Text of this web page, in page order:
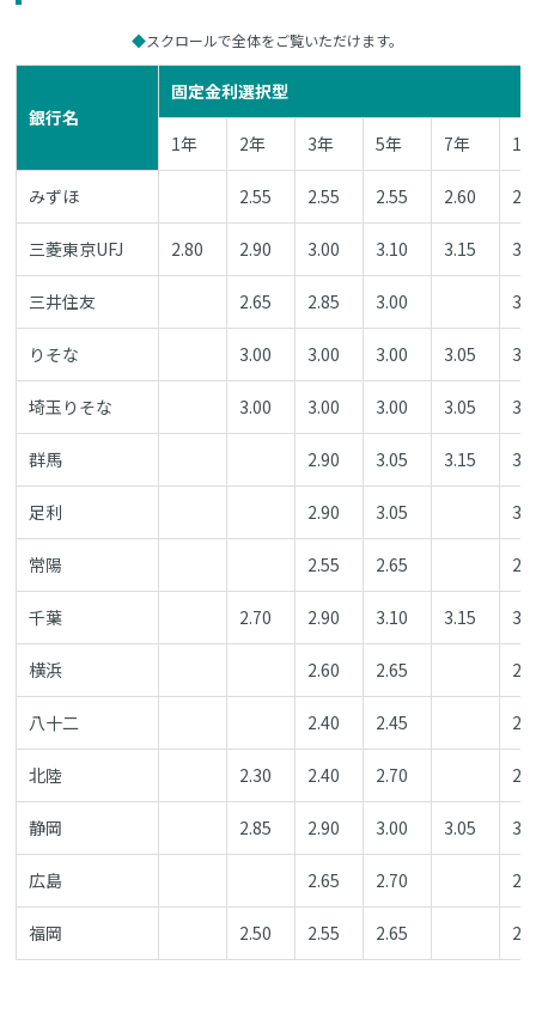
スクロールで全体をご覧いただけます。
銀行名
固定金利選択型
1年 2年 3年 5年 7年 10
みずほ 2.55 2.55 2.55 2.60
三菱東京UFJ 2.80 2.90 3.00 3.10 3.15
三井住友 2.65 2.85 3.00
りそな 3.00 3.00 3.00 3.05
埼玉りそな 3.00 3.00 3.00 3.05
群馬 2.90 3.05 3.15
足利 2.90 3.05
常陽 2.55 2.65
千葉 2.70 2.90 3.10 3.15
横浜 2.60 2.65
八十二 2.40 2.45
北陸 2.30 2.40 2.70
静岡 2.85 2.90 3.00 3.05
広島 2.65 2.70
福岡 2.50 2.55 2.65